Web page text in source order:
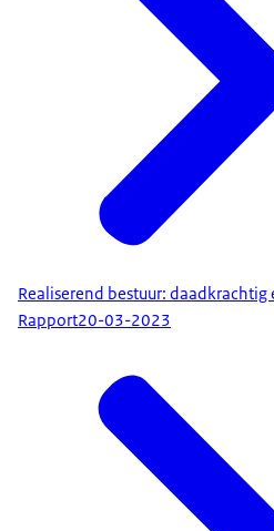
Realiserend bestuur: daadkrachtig
Rapport20-03-2023